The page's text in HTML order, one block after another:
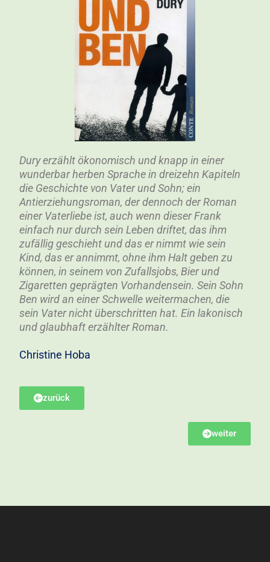
Dury erzählt ökonomisch und knapp in einer
wunderbar herben Sprache in dreizehn Kapiteln
die Geschichte von Vater und Sohn; ein
Antierziehungsroman, der dennoch der Roman
einer Vaterliebe ist, auch wenn dieser Frank
einfach nur durch sein Leben driftet, das ihm
zufällig geschieht und das er nimmt wie sein
Kind, das er annimmt, ohne ihm Halt geben zu
können, in seinem von Zufallsjobs, Bier und
Zigaretten geprägten Vorhandensein. Sein Sohn
Ben wird an einer Schwelle weitermachen, die
sein Vater nicht überschritten hat. Ein lakonisch
und glaubhaft erzählter Roman.
Christine Hoba
zurück
weiter